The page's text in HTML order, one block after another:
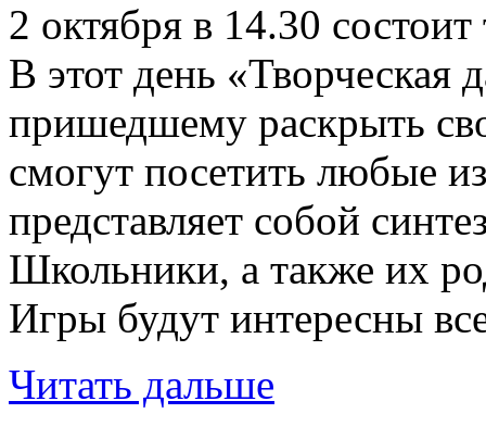
2 октября в 14.30
В этот день «Творческая
пришедшему раскрыть
смогут посетить любые
представляет собой
Школьники, а также их
Игры будут интересны
Читать дальше